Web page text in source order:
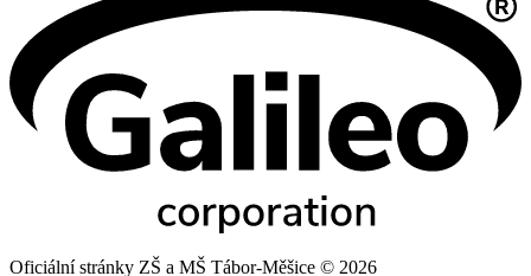
Oficiální stránky ZŠ a MŠ Tábor-Měšice © 2026